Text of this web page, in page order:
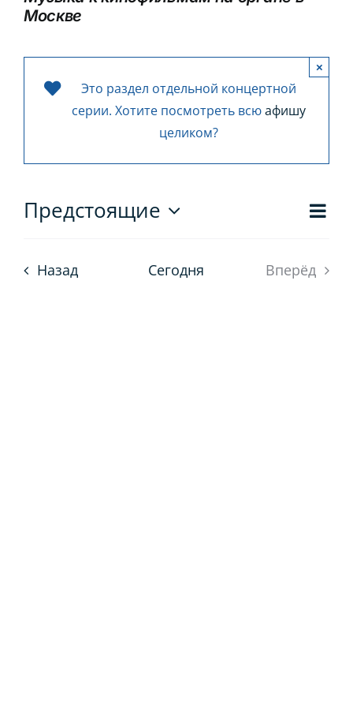
Москве
Это раздел отдельной концертной
серии. Хотите посмотреть всюафишу
целиком?
×
по
Предстоящие
Назад Сегодня Вперёд